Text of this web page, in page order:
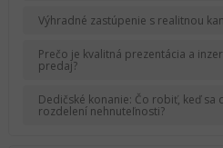
Výhradné zastúpenie s realitnou
Prečo je kvalitná prezentácia a
predaj?
Dedičské konanie: Čo robiť, keď
rozdelení nehnuteľnosti?